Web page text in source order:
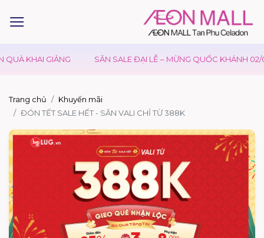
KHAI GIẢNG SĂN SALE ĐẠI LỄ – MỪNG QUỐC KHÁNH 02/09
Trang chủ
Khuyến mãi
ĐÓN TẾT SALE HẾT - SĂN VALI CHỈ TỪ 388K